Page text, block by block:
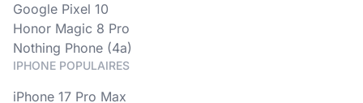
Google Pixel 10
Honor Magic 8 Pro
Nothing Phone (4a)
IPHONE POPULAIRES
iPhone 17 Pro Max